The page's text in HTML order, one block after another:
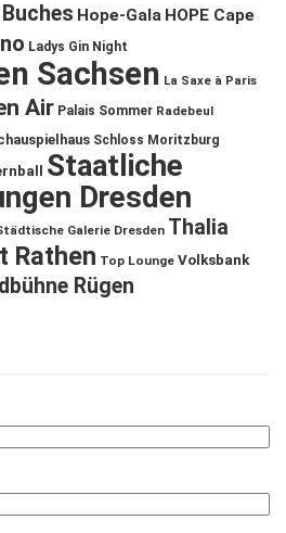
Hope-Gala HOPE Cape
Ladys Gin Night
Sachsen La Saxe à Paris
Air Palais Sommer Radebeul
Schloss Moritzburg
Staatliche
Dresden
Galerie Dresden Thalia
Rathen Top Lounge Volksbank
Rügen